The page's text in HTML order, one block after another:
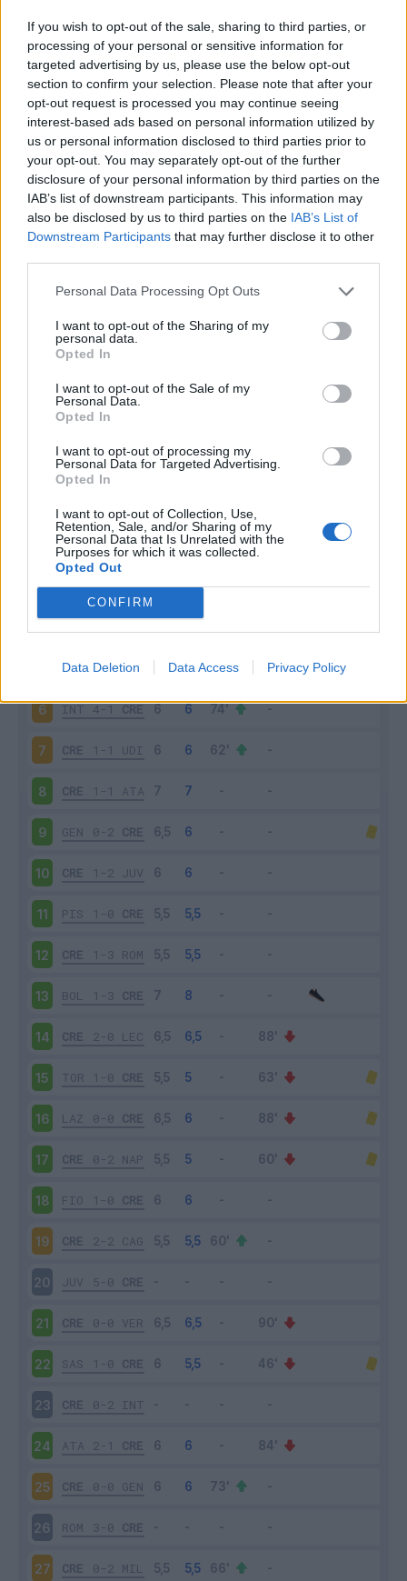
If you wish to opt-out of the sale, sharing to third parties, or
processing of your personal or sensitive information for
targeted advertising by us, please use the below opt-out
section to confirm your selection. Please note that after your
opt-out request is processed you may continue seeing
interest-based ads based on personal information utilized by
us or personal information disclosed to third parties prior to
your opt-out. You may separately opt-out of the further
disclosure of your personal information by third parties on the
IAB’s list of downstream participants. This information may
also be disclosed by us to third parties on the IAB’s List of
Downstream Participants that may further disclose it to other
Personal Data Processing Opt Outs
I want to opt-out of the Sharing of my
personal data.
Opted In
I want to opt-out of the Sale of my
Personal Data.
Opted In
I want to opt-out of processing my
Personal Data for Targeted Advertising.
Opted In
I want to opt-out of Collection, Use,
Retention, Sale, and/or Sharing of my
Personal Data that Is Unrelated with the
Purposes for which it was collected.
Opted Out
CONFIRM
Data Deletion Data Access Privacy Policy
Classic Mantra
Riepilogo stagione
Titolare 18 - 47%
Entrato 11 - 28
Squalificato 0 - 0%
Infortunato 0 - 0%
Scarica riepilogo
stagionale
Giornata FV Uscito
CRE 3-2 SAS
3 VER 0-0 CRE
COM 1-1 CRE
6 INT 4-1 CRE
7 CRE 1-1 UDI
8 CRE 1-1 ATA
9 GEN 0-2 CRE
10 CRE 1-2 JUV
11 PIS 1-0 CRE
12 CRE 1-3 ROM
13 BOL 1-3 CRE
14 CRE 2-0 LEC
15 TOR 1-0 CRE
16 LAZ 0-0 CRE
17 CRE 0-2 NAP
18 FIO 1-0 CRE
19 CRE 2-2 CAG
20 JUV 5-0 CRE
21 CRE 0-0 VER
22 SAS 1-0 CRE
23 CRE 0-2 INT
24 ATA 2-1 CRE
25 CRE 0-0 GEN
26 ROM 3-0 CRE
27 CRE 0-2 MIL